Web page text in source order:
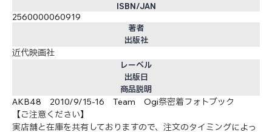
ISBN/JAN
2560000060919
著者
出版社
近代映画社
レーベル
出版日
商品説明
AKB48 2010/9/15-16 Team Ogi祭密着フォトブック
【ご注意ください】
実店舗と在庫を共有しておりますので、注文のタイミングによっ